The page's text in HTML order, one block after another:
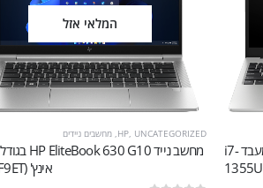
מחשב נייד HP 250 G10 9G2G7ET מעבד i7-
1355U
המלאי אזל
HP UNCATEGORIZED מחשבים ניידים
אינץ' (969F9ET)